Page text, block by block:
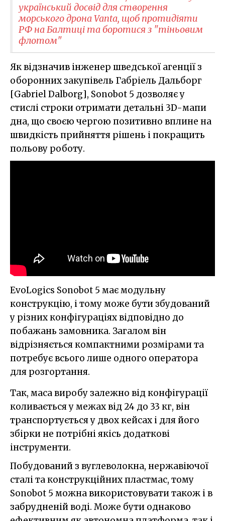
український досвід для створення
морського дрона Vanta, щоб протидіяти
РФ на Балтиці та боротися з "тіньовим
флотом"
Як відзначив інженер шведської агенції з
оборонних закупівель Габріель Дальборг
[Gabriel Dalborg], Sonobot 5 дозволяє у
стислі строки отримати детальні 3D-мапи
дна, що своєю чергою позитивно вплине на
швидкість прийняття рішень і покращить
польову роботу.
EvoLogics Sonobot 5 має модульну
конструкцію, і тому може бути збудований
у різних конфігураціях відповідно до
побажань замовника. Загалом він
відрізняється компактними розмірами та
потребує всього лише одного оператора
для розгортання.
Так, маса виробу залежно від конфігурації
коливається у межах від 24 до 33 кг, він
транспортується у двох кейсах і для його
збірки не потрібні якісь додаткові
інструменти.
Побудований з вуглеволокна, нержавіючої
сталі та конструкційних пластмас, тому
Sonobot 5 можна використовувати також і в
забрудненій воді. Може бути однаково